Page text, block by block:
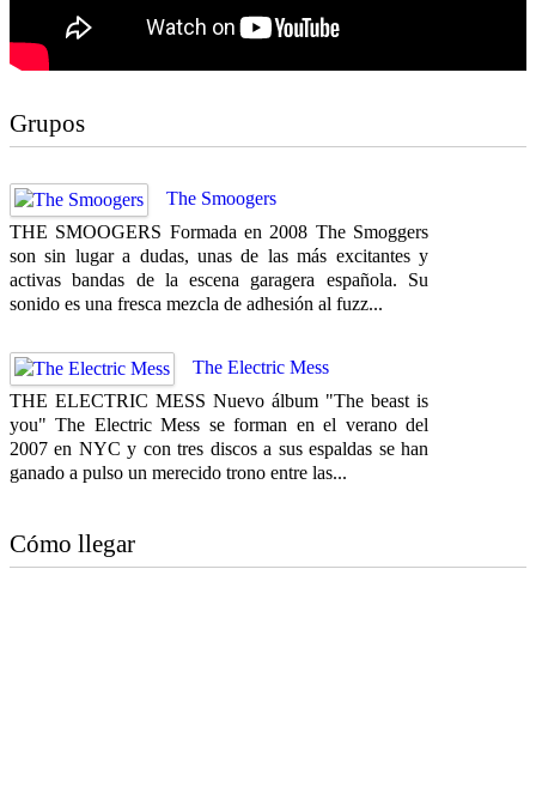
Grupos
The Smoogers
THE SMOOGERS Formada en 2008 The Smoggers
son sin lugar a dudas, unas de las más excitantes y
activas bandas de la escena garagera española. Su
sonido es una fresca mezcla de adhesión al fuzz...
The Electric Mess
THE ELECTRIC MESS Nuevo álbum "The beast is
you" The Electric Mess se forman en el verano del
2007 en NYC y con tres discos a sus espaldas se han
ganado a pulso un merecido trono entre las...
Cómo llegar